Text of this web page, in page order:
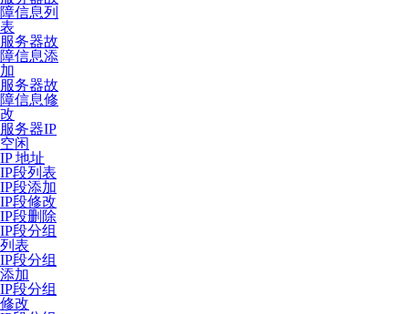
障信息列
表
服务器故
障信息添
加
服务器故
障信息修
改
服务器IP
空闲
IP 地址
IP段列表
IP段添加
IP段修改
IP段删除
IP段分组
列表
IP段分组
添加
IP段分组
修改